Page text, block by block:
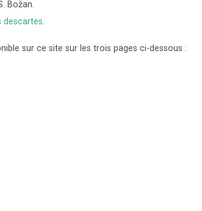
Božan.
descartes.
sur ce site sur les trois pages ci-dessous :